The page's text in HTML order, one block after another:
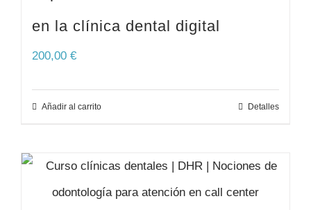
en la clínica dental digital
200,00 €
Añadir al carrito Detalles